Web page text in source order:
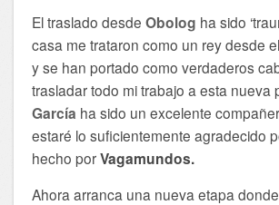
El traslado desdeObolog ha sido
casa me trataron como un rey desde
y se han portado como verdaderos
trasladar todo mi trabajo a esta nueva
García ha sido un excelente
estaré lo suficientemente agradecido
hecho porVagamundos.
Ahora arranca una nueva etapa